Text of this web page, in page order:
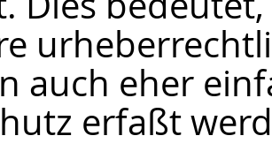
auch eher
erfaßt